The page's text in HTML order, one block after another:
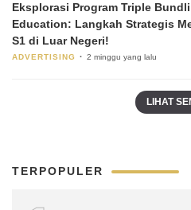
Eksplorasi Program Triple
Education: Langkah Strategis
S1 di Luar Negeri!
ADVERTISING 2 minggu yang lalu
LIHAT
TERPOPULER